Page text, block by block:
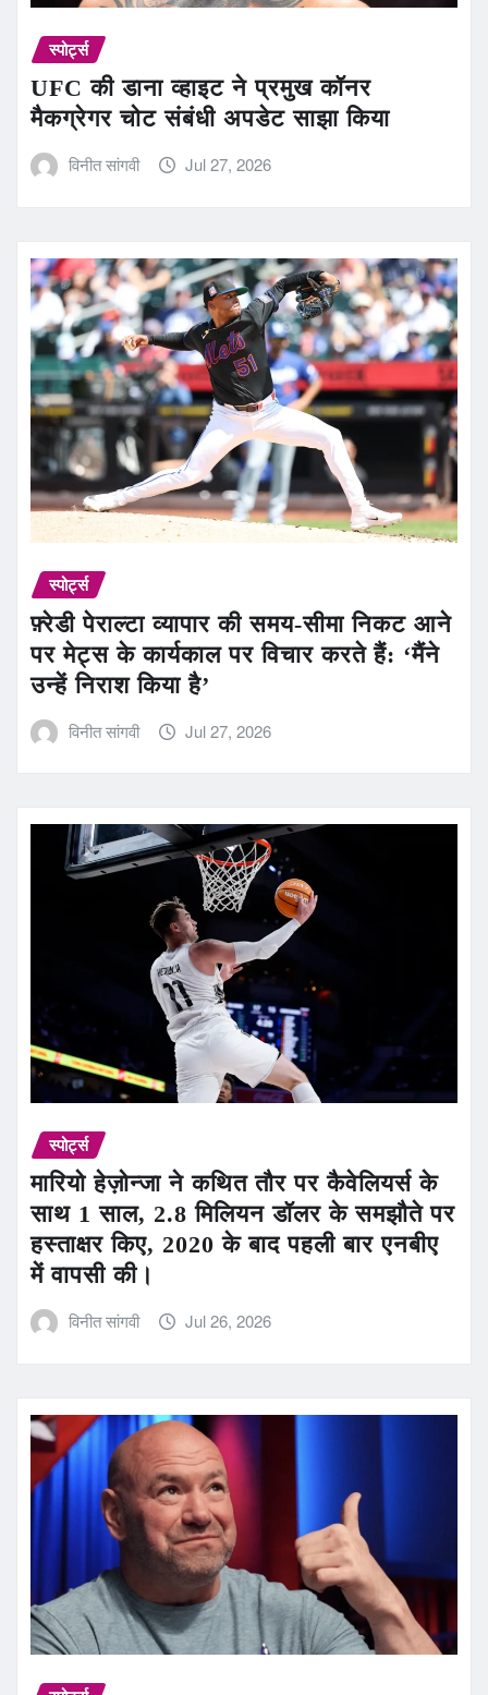
स्पोर्ट्स
UFC की डाना व्हाइट ने प्रमुख कॉनर
मैकग्रेगर चोट संबंधी अपडेट साझा किया
विनीत सांगवी Jul 27, 2026
स्पोर्ट्स
फ़्रेडी पेराल्टा व्यापार की समय-सीमा निकट आने
पर मेट्स के कार्यकाल पर विचार करते हैं: ‘मैंने
उन्हें निराश किया है’
विनीत सांगवी Jul 27, 2026
स्पोर्ट्स
मारियो हेज़ोन्जा ने कथित तौर पर कैवेलियर्स के
साथ 1 साल, 2.8 मिलियन डॉलर के समझौते पर
हस्ताक्षर किए, 2020 के बाद पहली बार एनबीए
में वापसी की।
विनीत सांगवी Jul 26, 2026